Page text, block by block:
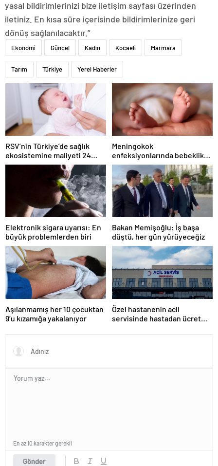
yasal bildirimlerinizi bize iletişim sayfası üzerinden
iletiniz. En kısa süre içerisinde bildirimlerinize geri
dönüş sağlanılacaktır.”
Ekonomi Güncel Kadın Kocaeli Marmara
Tarım Türkiye Yerel Haberler
RSV’nin Türkiye’de sağlık
ekosistemine maliyeti 24
milyar lirayı aşıyor
Meningokok
enfeksiyonlarında bebeklik
ve ergenlik için hassas
dönem uyarısı!
Elektronik sigara uyarısı: En
büyük problemlerden biri
Bakan Memişoğlu: İş başa
düştü, her gün yürüyeceğiz
Aşılanmamış her 10 çocuktan
9’u kızamığa yakalanıyor
Özel hastanenin acil
servisinde hastadan ücret
Gönder
En az 10 karakter gerekli